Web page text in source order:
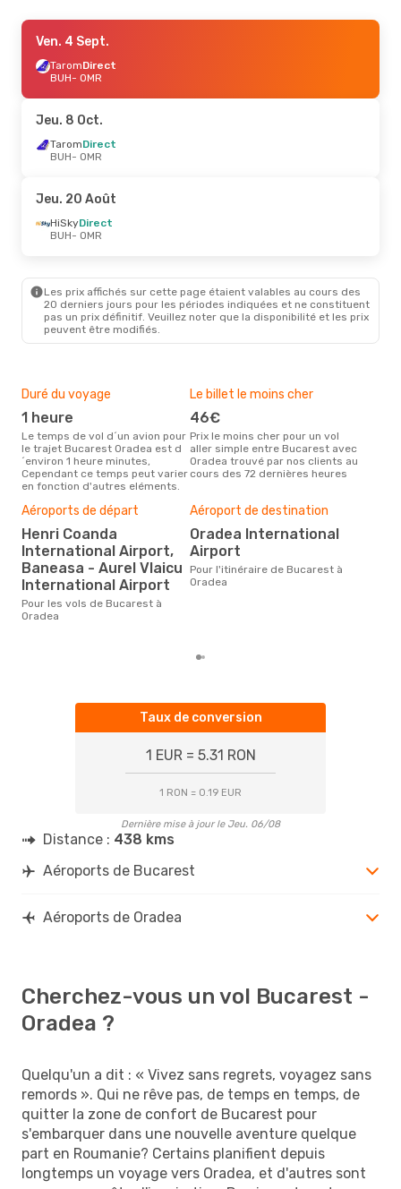
Jeu. 10 Sept.
TaromDirect
BUH- OMR
OMR- BUH
Jeu. 27 Août
Tarom Direct
OMR- BUH
- OMR
TaromDirect
OMR- BUH
BUH- OMR
Anima Wings
OMR
Ven. 4 Sept.
TaromDirect
BUH- OMR
Jeu. 8 Oct.
TaromDirect
BUH- OMR
Jeu. 20 Août
HiSkyDirect
BUH- OMR
Les prix affichés sur cette page étaient valables au cours des
20 derniers jours pour les périodes indiquées et ne constituent
pas un prix définitif. Veuillez noter que la disponibilité et les prix
peuvent être modifiés.
Duré du voyage
1 heure
Le temps de vol d´un avion pour
le trajet Bucarest Oradea est d
´environ 1 heure minutes,
Cependant ce temps peut varier
en fonction d'autres eléments.
Le billet le moins cher
46€
Prix le moins cher pour un vol
aller simple entre Bucarest avec
Oradea trouvé par nos clients au
cours des 72 dernières heures
Aéroports de départ
Henri Coanda
International Airport,
Baneasa - Aurel Vlaicu
International Airport
Pour les vols de Bucarest à
Oradea
Aéroport de destination
Oradea International
Airport
Pour l'itinéraire de Bucarest à
Oradea
Taux de conversion
1 EUR = 5.31 RON
1 RON = 0.19 EUR
Dernière mise à jour le Jeu. 06/08
Distance : 438 kms
Aéroports de Bucarest
Aéroports de Oradea
Cherchez-vous un vol Bucarest -
Oradea ?
Quelqu'un a dit : « Vivez sans regrets, voyagez sans
remords ». Qui ne rêve pas, de temps en temps, de
quitter la zone de confort de Bucarest pour
s'embarquer dans une nouvelle aventure quelque
part en Roumanie? Certains planifient depuis
longtemps un voyage vers Oradea, et d'autres sont